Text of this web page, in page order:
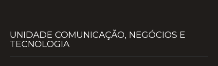
UNIDADE COMUNICAÇÃO, NEGÓCIOS E
TECNOLOGIA